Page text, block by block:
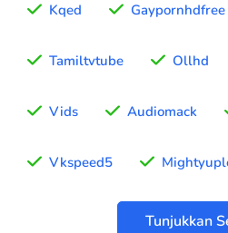
Kqed Gaypornhdfree
Tamiltvtube Ollhd
Vids Audiomack
Vkspeed5
Tunjukkan